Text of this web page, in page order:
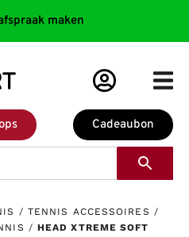
maken
Cadeaubon
/ TENNIS ACCESSOIRES /
/ HEAD XTREME SOFT